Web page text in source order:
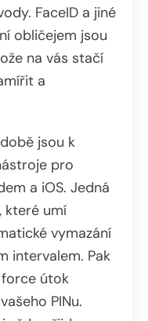
FaceID a jiné
obličejem jsou
na vás stačí
a
jsou k
pro
a iOS. Jedná
které umí
vymazání
intervalem. Pak
útok
PINu.